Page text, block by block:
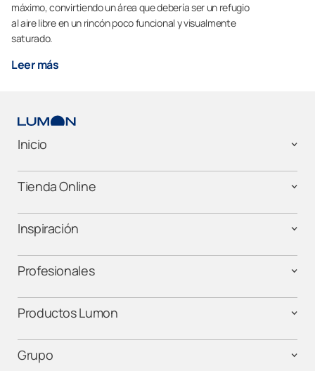
máximo, convirtiendo un área que debería ser un refugio
al aire libre en un rincón poco funcional y visualmente
saturado.
Leer más
Inicio
Tienda Online
Inspiración
Profesionales
Productos Lumon
Grupo